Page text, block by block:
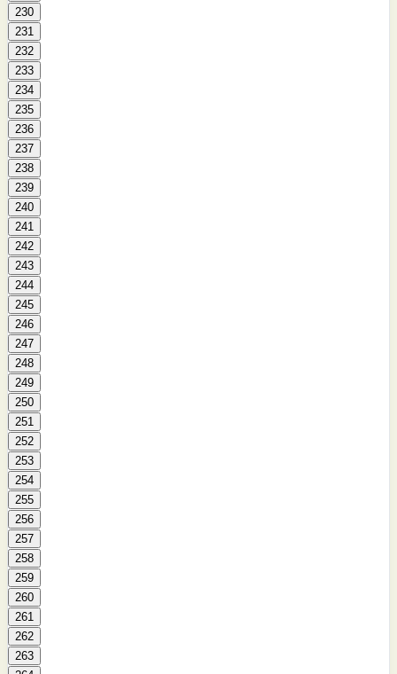
230
231
232
233
234
235
236
237
238
239
240
241
242
243
244
245
246
247
248
249
250
251
252
253
254
255
256
257
258
259
260
261
262
263